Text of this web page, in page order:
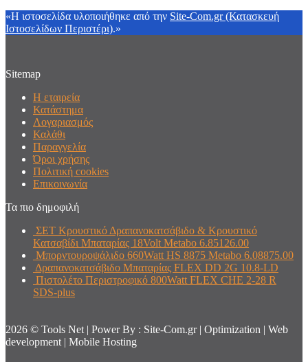
«Η ιστοσελίδα υλοποιήθηκε από την Site-Com.gr (Κατασκευή
Ιστοσελίδων Περιστέρι).»
Sitemap
Η εταιρεία
Κατάστημα
Λογαριασμός
Καλάθι
Παραγγελία
Όροι χρήσης
Πολιτική cookies
Επικοινωνία
Τα πιο δημοφιλή
ΣΕΤ Κρουστικό Δραπανοκατσάβιδο & Κρουστικό
Κατσαβίδι Μπαταρίας 18Volt Metabo 6.85126.00
Μπορντουροψάλιδο 660Watt HS 8875 Metabo 6.08875.00
Δραπανοκατσάβιδο Μπαταρίας FLEX DD 2G 10.8-LD
Πιστολέτο Περιστροφικό 800Watt FLEX CHE 2-28 R
SDS-plus
2026 © Tools Net | Power By : Site-Com.gr | Optimization | Web
development | Mobile Hosting